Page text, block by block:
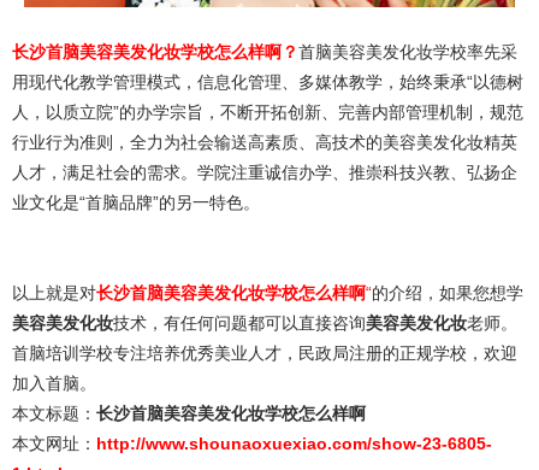
长沙首脑美容美发化妆学校怎么样啊？首脑美容美发化妆学校率先采
用现代化教学管理模式，信息化管理、多媒体教学，始终秉承“以德树
人，以质立院”的办学宗旨，不断开拓创新、完善内部管理机制，规范
行业行为准则，全力为社会输送高素质、高技术的美容美发化妆精英
人才，满足社会的需求。学院注重诚信办学、推崇科技兴教、弘扬企
业文化是“首脑品牌”的另一特色。
以上就是对长沙首脑美容美发化妆学校怎么样啊“的介绍，如果您想学
美容美发化妆技术，有任何问题都可以直接咨询美容美发化妆老师。
首脑培训学校专注培养优秀美业人才，民政局注册的正规学校，欢迎
加入首脑。
本文标题： 长沙首脑美容美发化妆学校怎么样啊
本文网址： http://www.shounaoxuexiao.com/show-23-6805-